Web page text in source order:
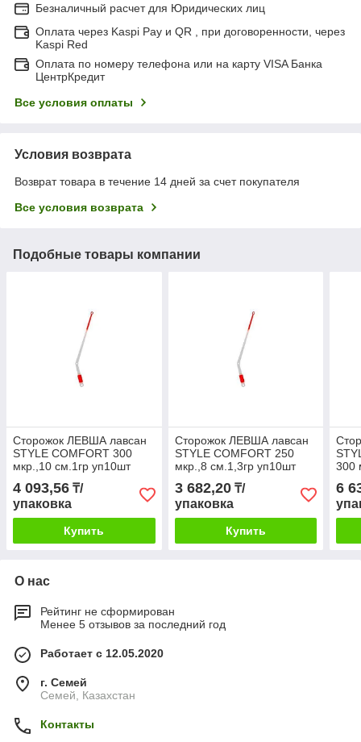
Безналичный расчет для Юридических лиц
Оплата через Kaspi Pay и QR , при договоренности, через
Kaspi Red
Оплата по номеру телефона или на карту VISA Банка
ЦентрКредит
Все условия оплаты
Условия возврата
Возврат товара в течение 14 дней за счет покупателя
Все условия возврата
Подобные товары компании
Сторожок ЛЕВША лавсан
STYLE COMFORT 300
мкр.,10 см.1гр уп10шт
4 093,56 ₸/
упаковка
Купить
Сторожок ЛЕВША лавсан
STYLE COMFORT 250
мкр.,8 см.1,3гр уп10шт
3 682,20₸/
упаковка
Купить
300
6
О нас
Рейтинг не сформирован
Менее 5 отзывов за последний год
Работает с 12.05.2020
г. Семей
Семей, Казахстан
Контакты